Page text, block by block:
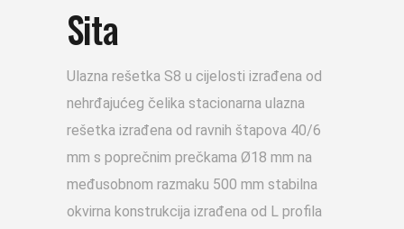
Sita
Ulazna rešetka S8 u cijelosti izrađena od
nehrđajućeg čelika stacionarna ulazna
rešetka izrađena od ravnih štapova 40/6
mm s poprečnim prečkama Ø18 mm na
međusobnom razmaku 500 mm stabilna
okvirna konstrukcija izrađena od L profila